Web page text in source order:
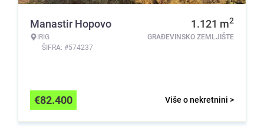
Manastir Hopovo
IRIG
ŠIFRA: #574237
1.121 m2
GRAĐEVINSKO ZEMLJIŠTE
Više o nekretnini >
€82.400